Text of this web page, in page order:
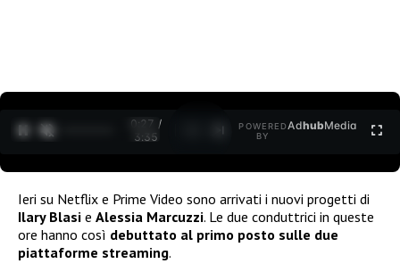
0:29 /
3:35
POWERED
BY
AdhubMedia
Ieri su Netflix e Prime Video sono arrivati i nuovi progetti di
Ilary Blasi e Alessia Marcuzzi. Le due conduttrici in queste
ore hanno così debuttato al primo posto sulle due
piattaforme streaming.